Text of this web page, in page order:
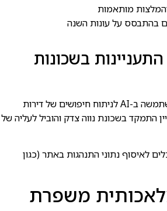
מותאמות
בהתבסס על עונות השנה
בשכונות
חברת נדל"ן בתל אביב השתמשה ב-AI לניתוח חיפושים של דירות
התמקד בשכונת נווה צדק והוביל לעליה של
לאיסוף נתוני התנהגות באתר (כגון
משפרת